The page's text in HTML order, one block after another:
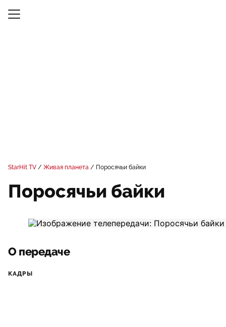
StarHit TV Живая планета Поросячьи байки
Поросячьи байки
О передаче
КАДРЫ